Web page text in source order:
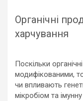
Органічні
харчування
Поскільки
модифікованими,
чи впливають
мікробіом та